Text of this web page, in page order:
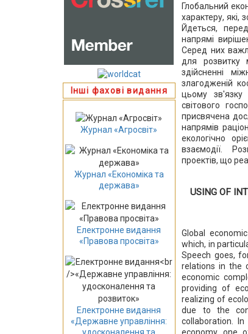
Інші фахові видання
Журнал «Агросвіт»
Журнал «Економіка та
держава»
Електронне видання
«Правова просвіта»
Електронне видання
«Державне управління:
Глобальний
характеру, які,
Йдеться,
напрямі
Серед них
для розвитку
здійсненні
злагодженій
цьому зв'язку
світового
присвячена
напрямів
екологічно
взаємодії.
проектів, що
USING OF
Global
which, in
Speech goes,
relations in the
economic
providing of
realizing of
due to the
collaboration.
economy, one